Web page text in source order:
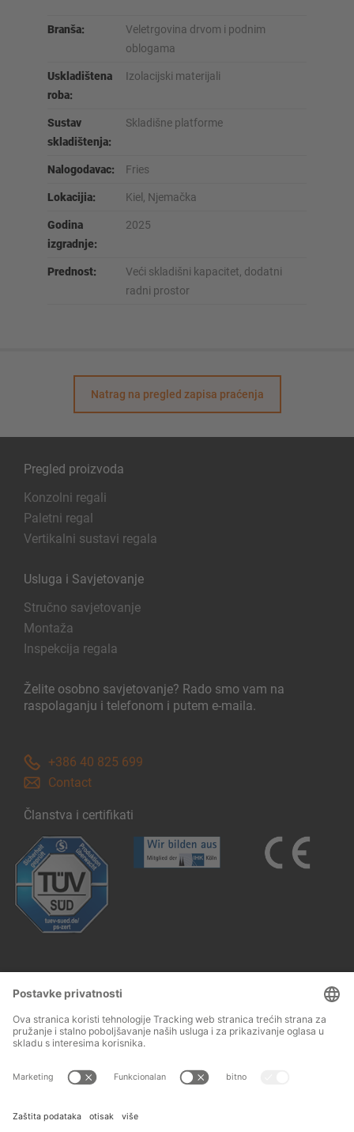
Branša:
Veletrgovina drvom i podnim
oblogama
Uskladištena
roba:
Izolacijski materijali
Sustav
skladištenja:
Skladišne platforme
Nalogodavac: Fries
Lokacijia: Kiel, Njemačka
Godina
izgradnje:
2025
Prednost:
Veći skladišni kapacitet, dodatni
radni prostor
Natrag na pregled zapisa praćenja
Pregled proizvoda
Konzolni regali
Paletni regal
Vertikalni sustavi regala
Usluga i Savjetovanje
Stručno savjetovanje
Montaža
Inspekcija regala
Želite osobno savjetovanje? Rado smo vam na
raspolaganju i telefonom i putem e-maila.
+386 40 825 699
Contact
Članstva i certifikati